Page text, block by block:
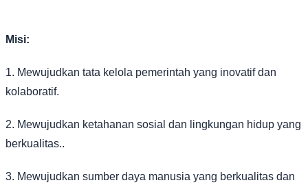
Misi:
1. Mewujudkan tata kelola pemerintah yang inovatif dan
kolaboratif.
2. Mewujudkan ketahanan sosial dan lingkungan hidup yang
berkualitas..
3. Mewujudkan sumber daya manusia yang berkualitas dan